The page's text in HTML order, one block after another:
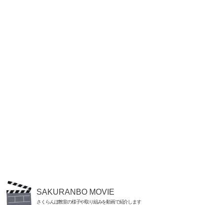
SAKURANBO MOVIE
さくらんぼ教室の様子や取り組みを動画で紹介します